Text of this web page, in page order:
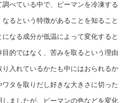
べている中で、ピーマンを冷凍する
るという特徴があることを知ること
なる成分が低温によって変化すると
的ではなく、苦みを取るという理由
入れているかたも中にはおられるか
タを取りだし好きな大きさに切った
ましたが、ピーマンの色などを変化